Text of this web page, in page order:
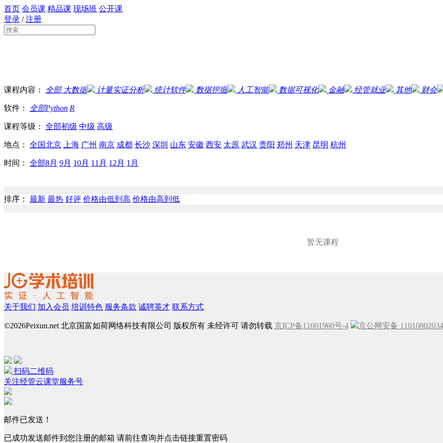
首页 会员课 精品课 现场班 公开课
登录 /注册
课程内容： 全部大数据 计量实证分析 统计软件 数据挖掘 人工智能 数据可视化 金融 经管就业 其他 财会
软件： 全部Python R
课程等级： 全部初级 中级 高级
地点： 全国北京 上海 广州 南京 成都 长沙 深圳 山东 安徽 西安 太原 武汉 贵阳 郑州 天津 昆明 杭州
时间： 全部8月 9月 10月 11月 12月 1月
排序： 最新 最热 好评 价格由低到高 价格由高到低
暂无课程
关于我们 加入会员 培训特色 服务条款 诚聘英才 联系方式
©2026Peixun.net 北京国富如荷网络科技有限公司 版权所有 未经许可 请勿转载 京ICP备11001960号-4 京公网安备
扫码二维码
关注经管云课堂服务号
邮件已发送！
已成功发送邮件到您注册的邮箱 请前往查询并点击链接重置密码